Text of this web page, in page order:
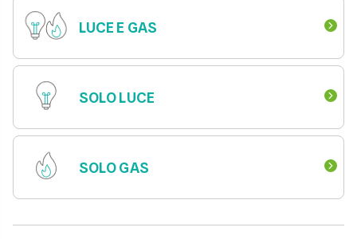
LUCE E GAS
SOLO LUCE
SOLO GAS